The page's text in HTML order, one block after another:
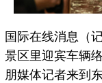
国际在线消息（
景区里迎宾车辆
朋媒体记者来到